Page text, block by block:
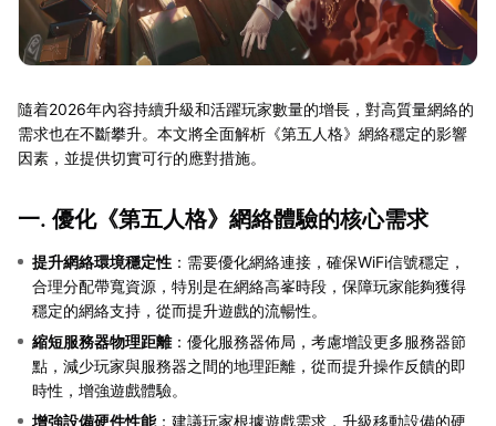
隨着2026年內容持續升級和活躍玩家數量的增長，對高質量網絡的
需求也在不斷攀升。本文將全面解析《第五人格》網絡穩定的影響
因素，並提供切實可行的應對措施。
一. 優化《第五人格》網絡體驗的核心需求
提升網絡環境穩定性 ：需要優化網絡連接，確保WiFi信號穩定，
合理分配帶寬資源，特別是在網絡高峯時段，保障玩家能夠獲得
穩定的網絡支持，從而提升遊戲的流暢性。
縮短服務器物理距離：優化服務器佈局，考慮增設更多服務器節
點，減少玩家與服務器之間的地理距離，從而提升操作反饋的即
時性，增強遊戲體驗。
增強設備硬件性能：建議玩家根據遊戲需求，升級移動設備的硬